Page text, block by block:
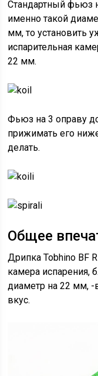
Стандартный фьюз
именно такой
мм, то установить
испарительная
22 мм.
Фьюз на 3 оправу
прижимать его
делать.
Общее
Дрипка Tobhino BF
камера испарения,
диаметр на 22 мм, -
вкус.